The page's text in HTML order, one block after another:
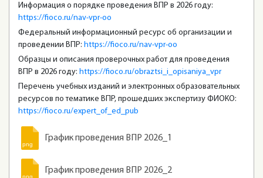
Информация о порядке проведения ВПР в 2026 году:
https://fioco.ru/nav-vpr-oo
Федеральный информационный ресурс об организации и
проведении ВПР: https://fioco.ru/nav-vpr-oo
Образцы и описания проверочных работ для проведения
ВПР в 2026 году: https://fioco.ru/obraztsi_i_opisaniya_vpr
Перечень учебных изданий и электронных образовательных
ресурсов по тематике ВПР, прошедших экспертизу ФИОКО:
https://fioco.ru/expert_of_ed_pub
График проведения ВПР 2026_1
График проведения ВПР 2026_2